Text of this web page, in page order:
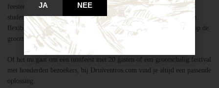
feesten thuis, maar ook voor bedrijfsevenementen, buurtfeesten,
studentenfeestjes en verenigingsactiviteiten. Dankzij de mobiliteit en
flexibiliteit van onze tapinstallaties kunnen we moeiteloos inspelen op de
grootte en aard van elk evenement.
Of het nu gaat om een tuinfeest met 20 gasten of een grootschalig festival
met honderden bezoekers, bij Druiventros.com vind je altijd een passende
oplossing.
JA NEE